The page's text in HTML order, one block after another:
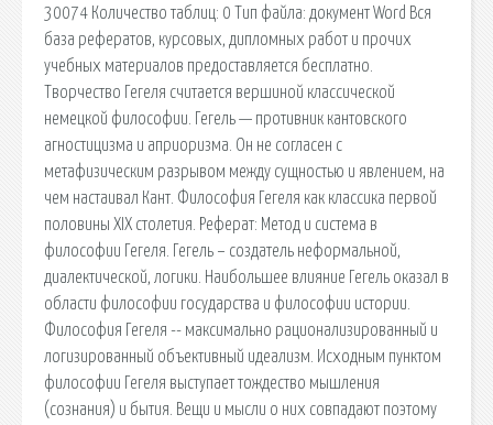
30074 Количество таблиц: 0 Тип файла: документ Word Вся
база рефератов, курсовых, дипломных работ и прочих
учебных материалов предоставляется бесплатно.
Творчество Гегеля считается вершиной классической
немецкой философии. Гегель — противник кантовского
агностицизма и априоризма. Он не согласен с
метафизическим разрывом между сущностью и явлением, на
чем настаивал Кант. Философия Гегеля как классика первой
половины XIX столетия. Реферат: Метод и система в
философии Гегеля. Гегель − создатель неформальной,
диалектической, логики. Наибольшее влияние Гегель оказал в
области философии государства и философии истории.
Философия Гегеля -- максимально рационализированный и
логизированный объективный идеализм. Исходным пунктом
философии Гегеля выступает тождество мышления
(сознания) и бытия. Вещи и мысли о них совпадают поэтому